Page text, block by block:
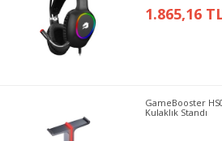
1.865,16
GameBooster
Kulaklık Standı